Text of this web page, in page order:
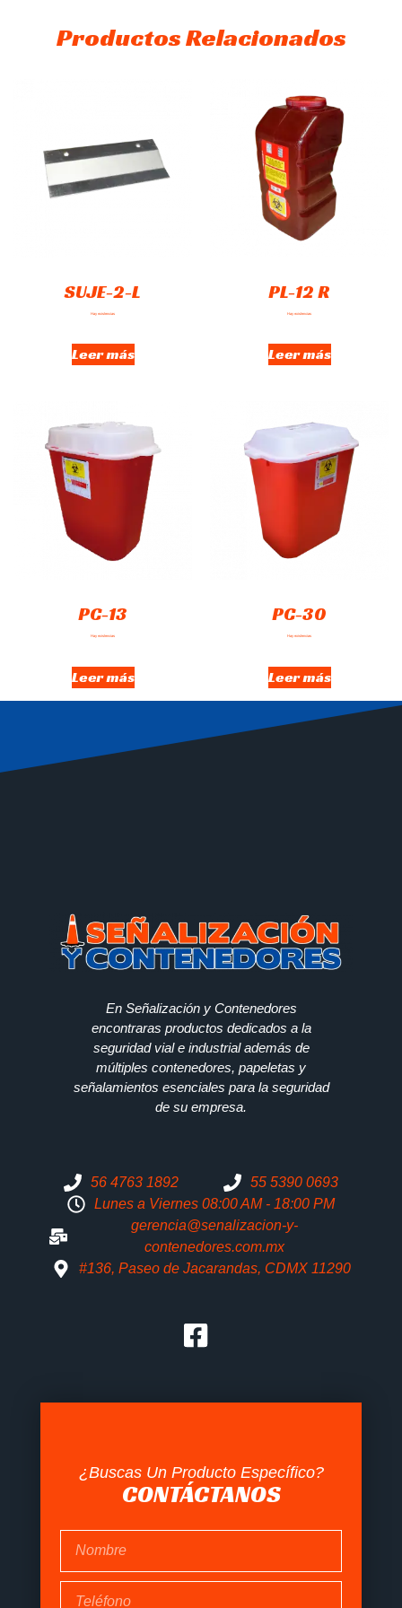
Productos Relacionados
SUJE-2-L
Hay existencias
Leer más
PL-12 R
Hay existencias
Leer más
PC-13
Hay existencias
Leer más
PC-30
Hay existencias
Leer más
En Señalización y Contenedores
encontraras productos dedicados a la
seguridad vial e industrial además de
múltiples contenedores, papeletas y
señalamientos esenciales para la seguridad
de su empresa.
56 4763 1892
55 5390 0693
Lunes a Viernes 08:00 AM - 18:00 PM
gerencia@senalizacion-y-
contenedores.com.mx
#136, Paseo de Jacarandas, CDMX 11290
¿Buscas Un Producto Específico?
CONTÁCTANOS